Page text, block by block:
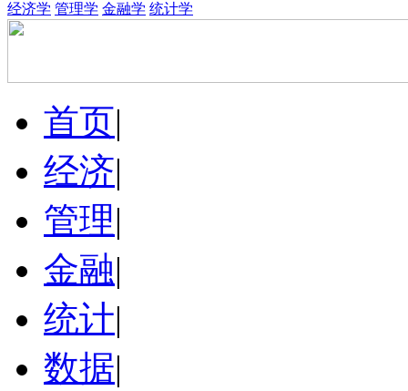
经济学 管理学 金融学 统计学
首页|
经济|
管理|
金融|
统计|
数据|